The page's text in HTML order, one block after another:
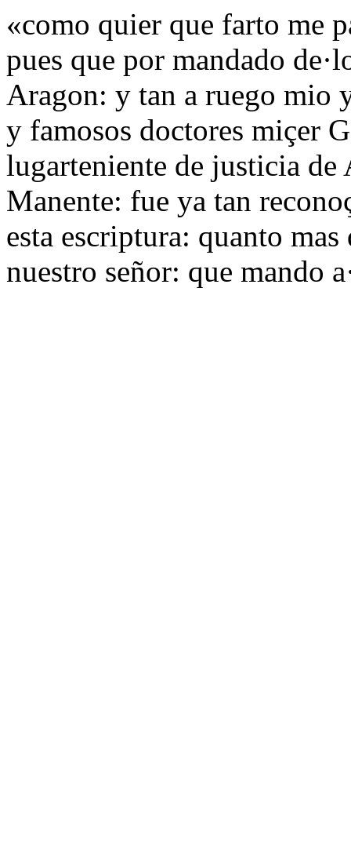
«como quier que farto me
pues que por mandado
Aragon: y tan a ruego mio
y famosos doctores miçer
lugarteniente de justicia de
Manente: fue ya tan
esta escriptura: quanto
nuestro señor: que mando